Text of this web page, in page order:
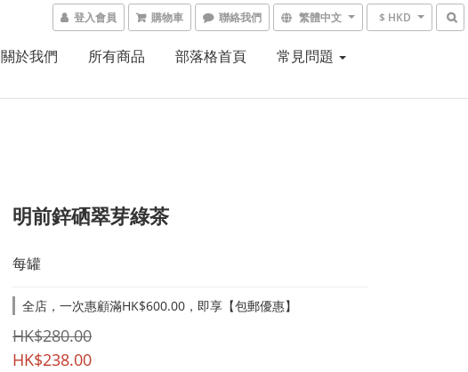
登入會員 購物車 聯絡我們 繁體中文 $ HKD
關於我們 所有商品 部落格首頁 常見問題
明前鋅硒翠芽綠茶
每罐
全店，一次惠顧滿HK$600.00，即享【包郵優惠】
HK$280.00
HK$238.00